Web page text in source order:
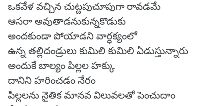
ఒకవేళ వచ్చిన చుట్టపుచూపుగా రావడమే
ఆసరా అవుతాడనుకున్నకొడుకు
అందకుండా పోయాడని వార్ధక్యంలో
ఉన్న తల్లిదండ్రులు కుమిలి కుమిలి ఏడుస్తున్నారు
అందుకే బాల్యం పిల్లల హక్కు
దానిని హరించడం నేరం
పిల్లలను నైతిక మానవ విలువలతో పెంచుదాం